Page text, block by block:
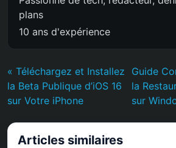
plans
10 ans d'expérience
« Téléchargez et Installez
la Beta Publique d’iOS 16
sur Votre iPhone
Guide
la
sur
Articles similaires